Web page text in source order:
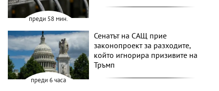
преди 58 мин.
преди 6 часа
Сенатът на САЩ прие
законопроект за разходите,
който игнорира призивите на
Тръмп